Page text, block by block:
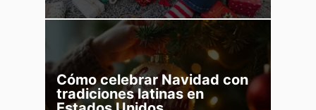
Cómo celebrar Navidad con
tradiciones latinas en